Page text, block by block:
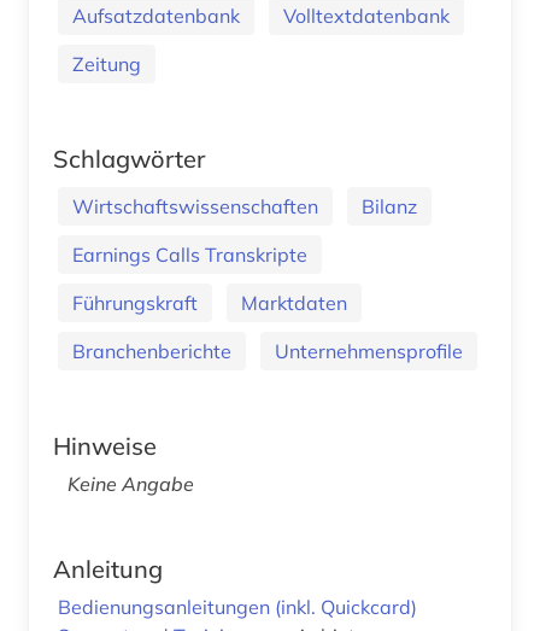
Aufsatzdatenbank
Volltextdatenbank
Zeitung
Schlagwörter
Wirtschaftswissenschaften
Bilanz
Earnings Calls Transkripte
Führungskraft
Marktdaten
Branchenberichte
Unternehmensprofile
Hinweise
Keine Angabe
Anleitung
Bedienungsanleitungen (inkl. Quickcard)